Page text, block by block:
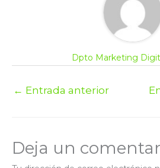
Dpto Marketing
← Entrada anterior
Deja un